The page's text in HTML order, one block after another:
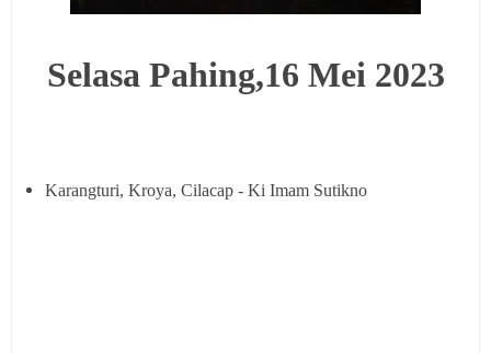
Selasa Pahing,16 Mei 2023
Karangturi, Kroya, Cilacap - Ki Imam Sutikno